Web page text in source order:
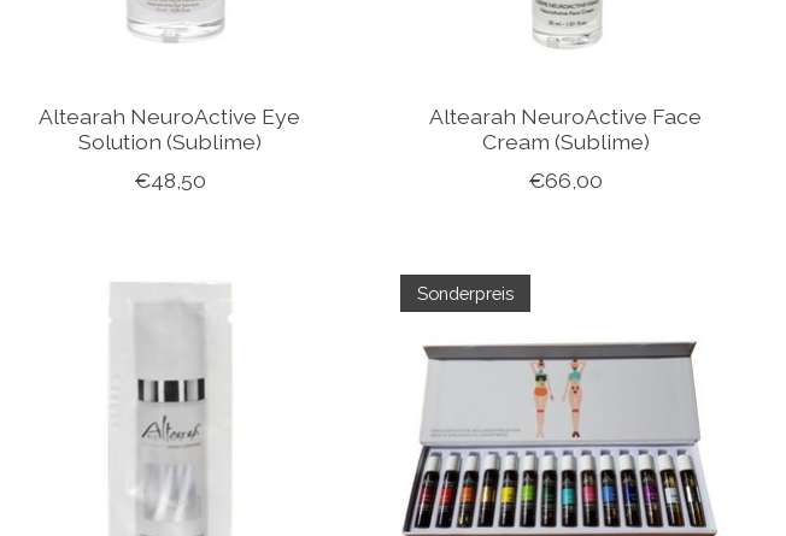
Altearah NeuroActive Eye
Solution (Sublime)
€48,50
Altearah NeuroActive Face
Cream (Sublime)
€66,00
Sonderpreis